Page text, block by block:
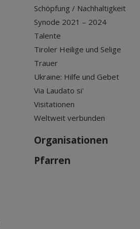
Schöpfung / Nachhaltigkeit
Synode 2021 – 2024
Talente
Tiroler Heilige und Selige
Trauer
Ukraine: Hilfe und Gebet
Via Laudato si'
Visitationen
Weltweit verbunden
Organisationen
Pfarren